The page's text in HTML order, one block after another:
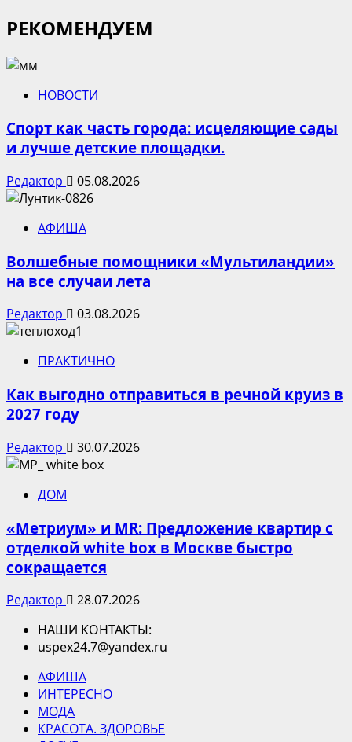
РЕКОМЕНДУЕМ
НОВОСТИ
Спорт как часть города: исцеляющие сады
и лучше детские площадки.
Редактор 05.08.2026
АФИША
Волшебные помощники «Мультиландии»
на все случаи лета
Редактор 03.08.2026
ПРАКТИЧНО
Как выгодно отправиться в речной круиз в
2027 году
Редактор 30.07.2026
ДОМ
«Метриум» и MR: Предложение квартир с
отделкой white box в Москве быстро
сокращается
Редактор
28.07.2026
НАШИ КОНТАКТЫ:
uspex24.7@yandex.ru
АФИША
ИНТЕРЕСНО
МОДА
КРАСОТА. ЗДОРОВЬЕ